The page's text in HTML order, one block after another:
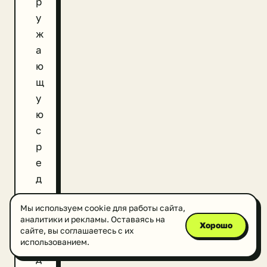
у
ж
а
ю
щ
у
ю
с
р
е
д
у
в
р
е
д
Мы используем cookie для работы сайта,
аналитики и рекламы. Оставаясь на
сайте, вы соглашаетесь с их
использованием.
Хорошо